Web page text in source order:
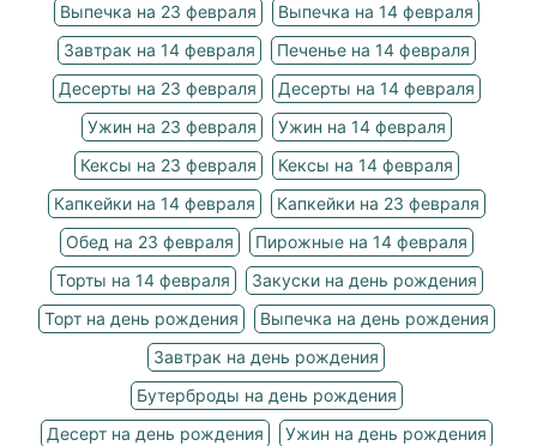
Выпечка на 23 февраля
Выпечка на 14 февраля
Завтрак на 14 февраля
Печенье на 14 февраля
Десерты на 23 февраля
Десерты на 14 февраля
Ужин на 23 февраля
Ужин на 14 февраля
Кексы на 23 февраля
Кексы на 14 февраля
Капкейки на 14 февраля
Капкейки на 23 февраля
Обед на 23 февраля
Пирожные на 14 февраля
Торты на 14 февраля
Закуски на день рождения
Торт на день рождения
Выпечка на день рождения
Завтрак на день рождения
Бутерброды на день рождения
Десерт на день рождения
Ужин на день рождения